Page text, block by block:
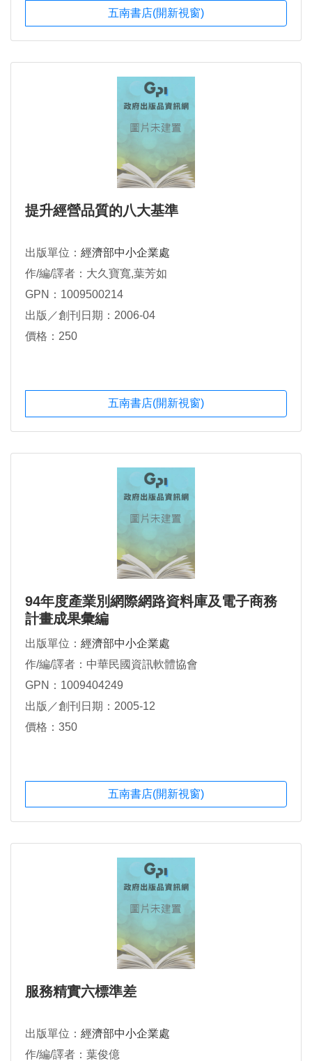
五南書店(開新視窗)
提升經營品質的八大基準
出版單位： 經濟部中小企業處
作/編/譯者：大久寶寬,葉芳如
GPN：1009500214
出版／創刊日期：2006-04
價格：250
五南書店(開新視窗)
94年度產業別網際網路資料庫及電子商務
計畫成果彙編
出版單位： 經濟部中小企業處
作/編/譯者：中華民國資訊軟體協會
GPN：1009404249
出版／創刊日期：2005-12
價格：350
五南書店(開新視窗)
服務精實六標準差
出版單位： 經濟部中小企業處
作/編/譯者：葉俊億